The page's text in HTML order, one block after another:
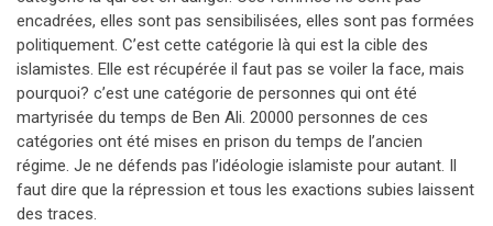
encadrées, elles sont pas sensibilisées, elles sont pas formées
politiquement. C’est cette catégorie là qui est la cible des
islamistes. Elle est récupérée il faut pas se voiler la face, mais
pourquoi? c’est une catégorie de personnes qui ont été
martyrisée du temps de Ben Ali. 20000 personnes de ces
catégories ont été mises en prison du temps de l’ancien
régime. Je ne défends pas l’idéologie islamiste pour autant. Il
faut dire que la répression et tous les exactions subies laissent
des traces.